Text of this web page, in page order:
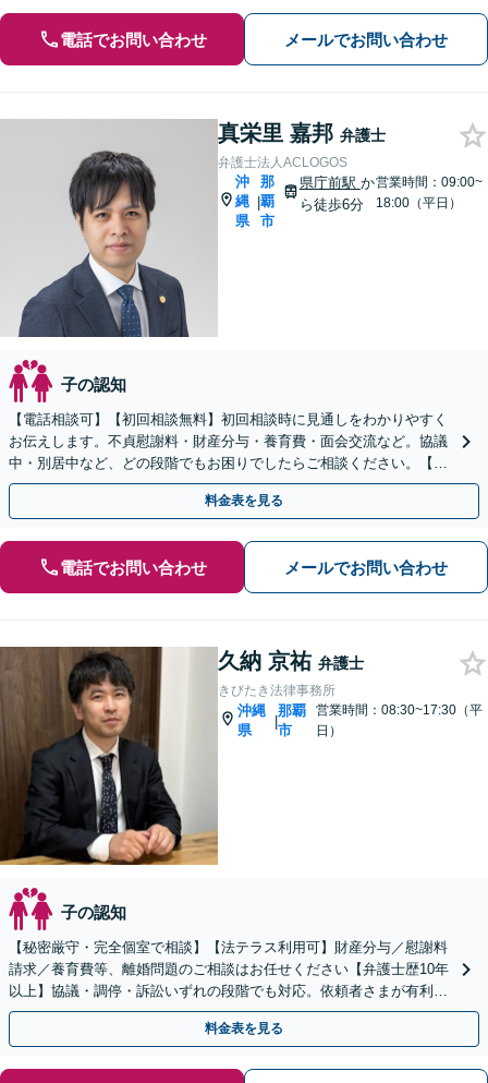
電話でお問い合わせ メールでお問い合わせ
真栄里 嘉邦 弁護士
弁護士法人ACLOGOS
沖
縄
県
|
那
覇
市
県庁前駅 か
ら徒歩6分
営業時間：09:00~
18:00（平日）
子の認知
【電話相談可】【初回相談無料】初回相談時に見通しをわかりやすく
お伝えします。不貞慰謝料・財産分与・養育費・面会交流など。協議
中・別居中など、どの段階でもお困りでしたらご相談ください。【県
庁南口1分】【WEB面談可】
料金表を見る
電話でお問い合わせ メールでお問い合わせ
久納 京祐 弁護士
きびたき法律事務所
沖縄
県
|
那覇
市
営業時間：08:30~17:30（平
日）
子の認知
【秘密厳守・完全個室で相談】【法テラス利用可】財産分与／慰謝料
請求／養育費等、離婚問題のご相談はお任せください【弁護士歴10年
以上】協議・調停・訴訟いずれの段階でも対応。依頼者さまが有利に
解決できるよう粘り強く交渉します／バス停「天久」2分
料金表を見る